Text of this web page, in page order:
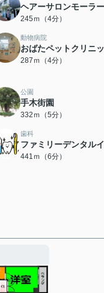
ヘアーサロンモーラー
245ｍ（4分）
動物病院
おばたペットクリニ
287ｍ（4分）
公園
手木街園
332ｍ（5分）
歯科
ファミリーデンタル
441ｍ（6分）